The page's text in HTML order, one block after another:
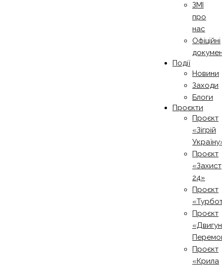
ЗМІ
про
нас
Офіційні
Події
Новини
Заходи
Блоги
Проєкти
Проєкт
«Зігрій
Проєкт
«Захист
24»
Проєкт
Проєкт
Проєкт
«Крила